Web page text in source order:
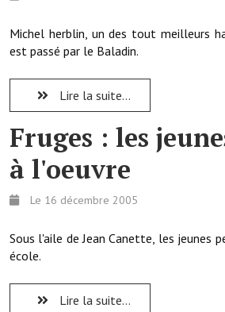
Horaires de la mairie
Les foulées fressinoises
Démarches administratives
Numéros d'urgence
Terrains et maisons à vendre
Michel herblin, un des tout meilleurs
est passé par le Baladin.
Lire la suite...
Fruges : les
à l'oeuvre
Le 16 décembre 2005
Sous l'aile de Jean Canette, les jeunes
école.
Lire la suite...